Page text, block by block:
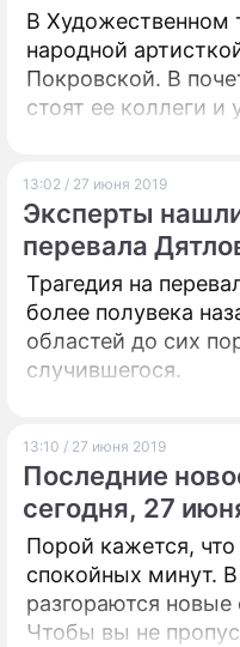
В Художественном
народной
Покровской. В
стоят ее коллеги и
своим долгом
Михаилу Ефремову.
13:02 / 27 июня 2019
Эксперты
перевала
Трагедия на
более полувека
областей до сих
случившегося.
13:10 / 27 июня 2019
Последние
сегодня, 27
Порой кажется,
спокойных минут.
разгораются
Чтобы вы не